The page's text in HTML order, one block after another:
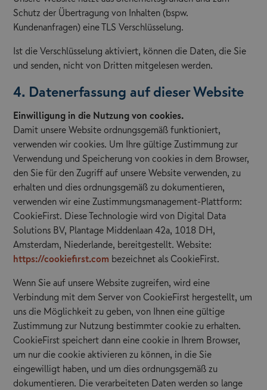
Schutz der Übertragung von Inhalten (bspw.
Kundenanfragen) eine TLS Verschlüsselung.
Ist die Verschlüsselung aktiviert, können die Daten, die Sie
und senden, nicht von Dritten mitgelesen werden.
4. Datenerfassung auf dieser Website
Einwilligung in die Nutzung von cookies.
Damit unsere Website ordnungsgemäß funktioniert,
verwenden wir cookies. Um Ihre gültige Zustimmung zur
Verwendung und Speicherung von cookies in dem Browser,
den Sie für den Zugriff auf unsere Website verwenden, zu
erhalten und dies ordnungsgemäß zu dokumentieren,
verwenden wir eine Zustimmungsmanagement-Plattform:
CookieFirst. Diese Technologie wird von Digital Data
Solutions BV, Plantage Middenlaan 42a, 1018 DH,
Amsterdam, Niederlande, bereitgestellt. Website:
https://cookiefirst.com bezeichnet als CookieFirst.
Wenn Sie auf unsere Website zugreifen, wird eine
Verbindung mit dem Server von CookieFirst hergestellt, um
uns die Möglichkeit zu geben, von Ihnen eine gültige
Zustimmung zur Nutzung bestimmter cookie zu erhalten.
CookieFirst speichert dann eine cookie in Ihrem Browser,
um nur die cookie aktivieren zu können, in die Sie
eingewilligt haben, und um dies ordnungsgemäß zu
dokumentieren. Die verarbeiteten Daten werden so lange